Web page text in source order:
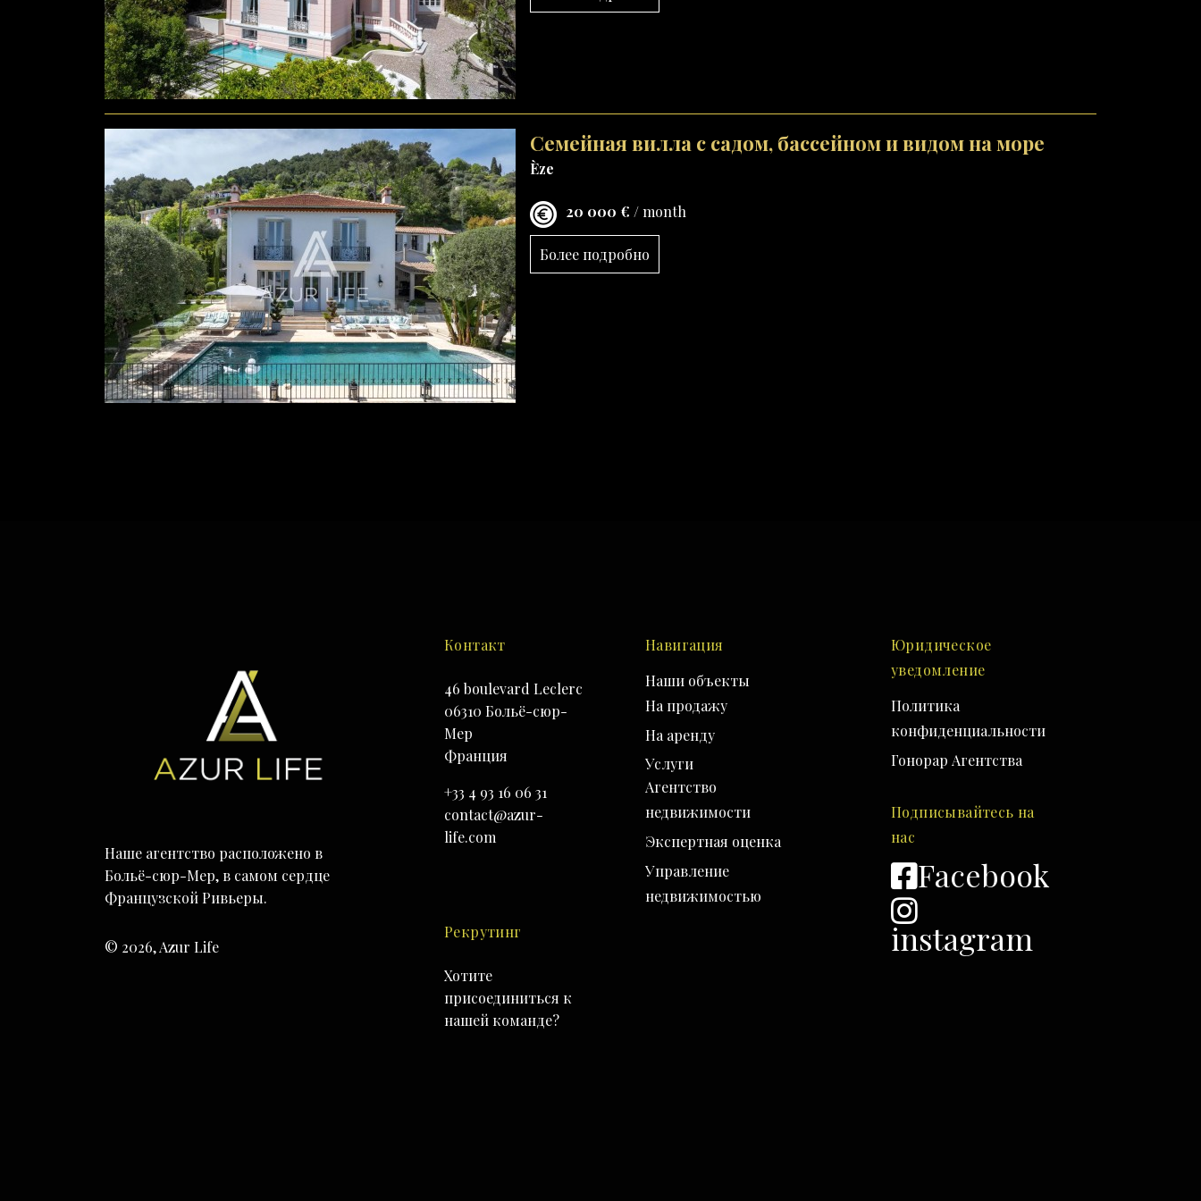
Семейная вилла с садом, бассейном и видом на море
Èze
20 000 € / month
Более подробно
Наше агентство расположено в
Больё-сюр-Мер, в самом сердце
Французской Ривьеры.
© 2026, Azur Life
Контакт
46 boulevard Leclerc
06310 Больё-сюр-
Мер
Франция
+33 4 93 16 06 31
contact@azur-
life.com
Рекрутинг
Хотите
присоединиться к
нашей команде?
Hавигация
Наши объекты
На продажу
На аренду
Услуги
Агентство
недвижимости
Экспертная оценка
Управление
недвижимостью
Юридическое
уведомление
Политика
конфиденциальности
Гонорар Агентства
Подписывайтесь на
нас
Facebook
instagram